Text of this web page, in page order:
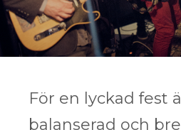
För en lyckad fest
balanserad och